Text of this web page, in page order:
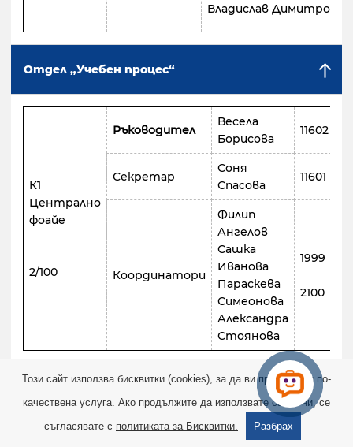
Владислав Димитров
Отдел „Учебен процес“
К1
Централно
фоайе
2/100
Ръководител
Весела
Борисова
11602
Секретар
Соня
Спасова
11601
Координатори
Филип
Ангелов
Сашка
Иванова
Параскева
Симеонова
Александра
Стоянова
1999
2100
Отдел „Дипломиране“
Този сайт използва бисквитки (cookies), за да ви предостави по-
качествена услуга. Ако продължите да използвате сайта ни, се
съгласявате с политиката за Бисквитки. Разбрах